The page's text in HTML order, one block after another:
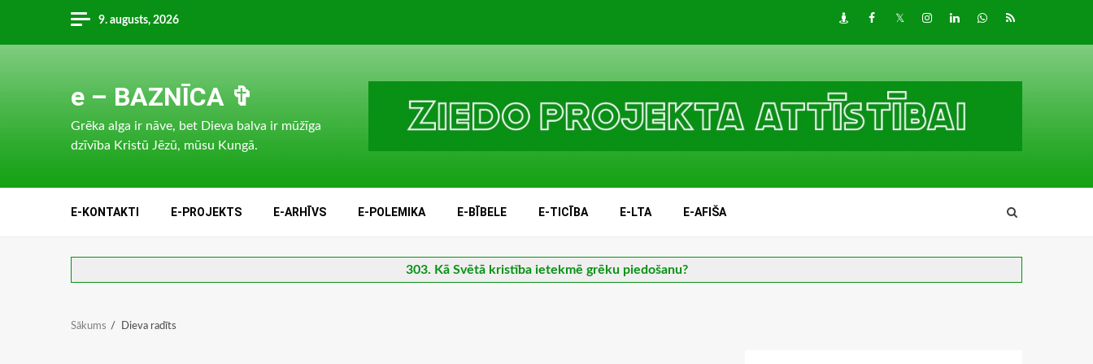
content
9. augusts, 2026 DraugiemFacebook
TwitterInstagram
LinkedInwhatsapp
RSS
e – BAZNĪCA ✞
Grēka alga ir nāve, bet Dieva balva ir mūžīga
dzīvība Kristū Jēzū, mūsu Kungā.
E-KONTAKTI E-PROJEKTS E-ARHĪVS E-POLEMIKA E-BĪBELE E-TICĪBA E-LTA E-AFIŠA
303. Kā Svētā kristība ietekmē grēku piedošanu?
Sākums Dieva radīts